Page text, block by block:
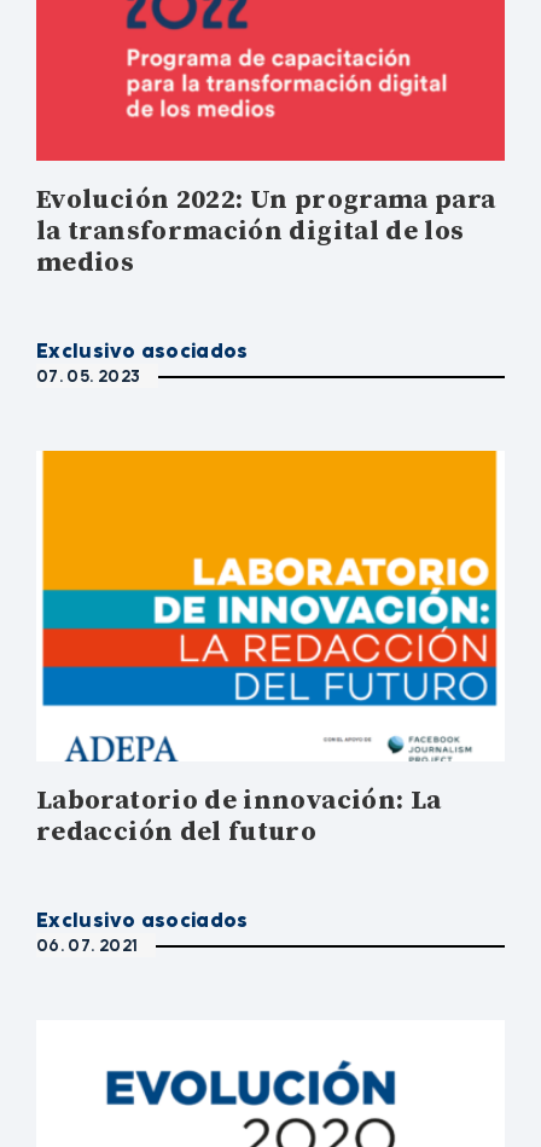
Evolución 2022: Un programa para
la transformación digital de los
medios
Exclusivo asociados
07. 05. 2023
Laboratorio de innovación: La
redacción del futuro
Exclusivo asociados
06. 07. 2021